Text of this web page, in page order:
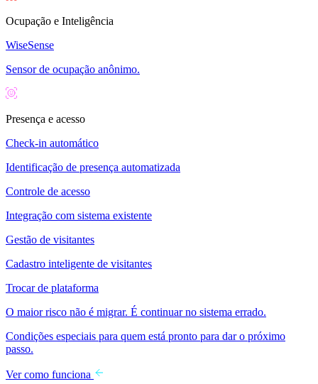
Ocupação e Inteligência
WiseSense
Sensor de ocupação anônimo.
Presença e acesso
Check-in automático
Identificação de presença automatizada
Controle de acesso
Integração com sistema existente
Gestão de visitantes
Cadastro inteligente de visitantes
Trocar de plataforma
O maior risco não é migrar. É continuar no sistema errado.
Condições especiais para quem está pronto para dar o próximo
passo.
Ver como funciona